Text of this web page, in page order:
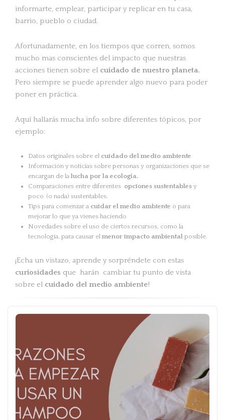
informarte, emplear, participar y replicar en tu casa,
barrio, pueblo o ciudad.
Afortunadamente, en los tiempos que corren, somos
mucho mas conscientes del impacto que nuestras
acciones tienen sobre el cuidado de nuestro planeta.
Pero siempre se puede aprender algo nuevo para poder
poner en práctica.
Aquí hallarás mucha info sobre diferentes tópicos, por
ejemplo:
Datos originales sobre el cuidado del medio ambiente
Información y noticias sobre personas y organizaciones que se
encargan de la lucha por la ecología.
Comparaciones entre diferentes opciones sustentables y
poco (o nada) sustentables.
Tips para comenzar a cuidar el medio ambiente o para
mejorar lo que ya vienes haciendo
Novedades sobre el uso de ciertos recursos, como la
tecnología, para causar el menor impacto ambiental posible.
¡Echa un vistazo, aprende y sorpréndete con estas
curiosidades que harán cambiar tu punto de vista
sobre el cuidado del medio ambiente!